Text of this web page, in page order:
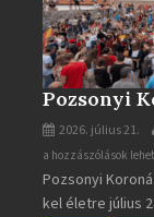
Pozsonyi
2026. július 21.
Pozsonyi
Koronázási
Napok
a hozzászólások
Pozsonyi
kel életre július